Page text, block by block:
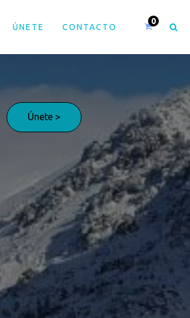
ÚNETE CONTACTO
Únete >